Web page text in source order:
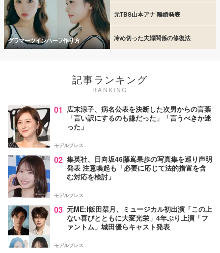
グラマーツインハーフ作り方
元TBS山本アナ 離婚発表
冷め切った夫婦関係の修復法
記事ランキング
RANKING
01 広末涼子、病名公表を決断した次男からの言葉
「言い訳にするのも嫌だった」「言うべきか迷
った」
モデルプレス
02 集英社、日向坂46藤嶌果歩の写真集を巡り声明
発表 注意喚起も「必要に応じて法的措置を含
む対応を検討」
モデルプレス
03 元ME:I飯田栞月、ミュージカル初出演「この上
ない喜びとともに大変光栄」4年ぶり上演「フ
ァントム」城田優らキャスト発表
モデルプレス